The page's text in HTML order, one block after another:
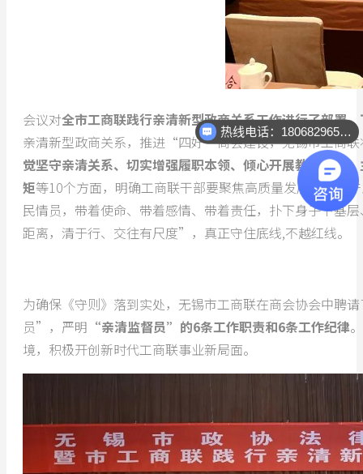
会议对全市工商联践行亲清新型政商关系工作进行了部署
亲清新型政商关系，推进“四好”商会建设，无锡市工商联
觉坚守亲清关系、切实增强履职本领、倾心开展教育培训
矩等10个方面，明确工商联干部要聚焦高质量发展，聚力
民情员，带着使命、带着感情、带着责任，扑下身子下
距离，清于行、交往有尺度”，真正守住底线,不越红线。
为确保《守则》落到实处，无锡市工商联在商会协会中聘
员”，严明 “亲清监督员”的6条工作职责和6条工作纪律
境，积极开创新时代工商联事业新局面。
热线电话：18068296512